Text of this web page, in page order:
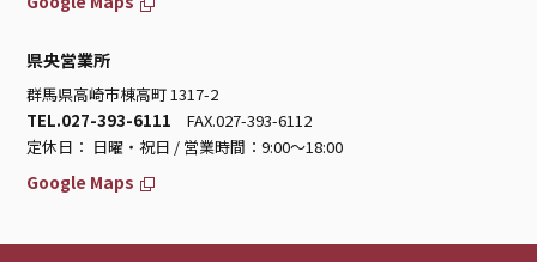
県央営業所
群馬県高崎市棟高町 1317-2
TEL.027-393-6111 FAX.027-393-6112
定休日： 日曜・祝日 / 営業時間：9:00～18:00
Google Maps